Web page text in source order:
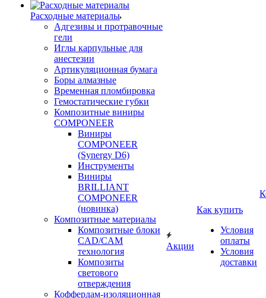
Расходные материалы
Адгезивы и протравочные
гели
Иглы карпульные для
анестезии
Артикуляционная бумага
Боры алмазные
Временная пломбировка
Гемостатические губки
Композитные виниры
COMPONEER
Виниры
COMPONEER
(Synergy D6)
Инструменты
Виниры
BRILLIANT
COMPONEER
(новинка)
Композитные материалы
Композитные блоки
CAD/СAM
технология
Композиты
светового
отверждения
Коффердам-изоляционная
Акции
Как купить
Условия
оплаты
Условия
доставки